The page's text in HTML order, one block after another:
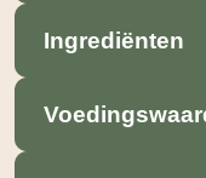
Ingrediënten